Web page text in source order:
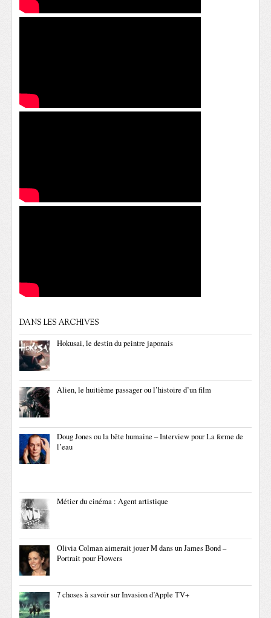
DANS LES ARCHIVES
Hokusai, le destin du peintre japonais
Alien, le huitième passager ou l’histoire d’un film
Doug Jones ou la bête humaine – Interview pour La forme de
l’eau
Métier du cinéma : Agent artistique
Olivia Colman aimerait jouer M dans un James Bond –
Portrait pour Flowers
7 choses à savoir sur Invasion d’Apple TV+